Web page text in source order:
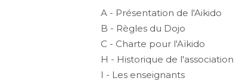
A - Présentation de l'Aikido
B - Règles du Dojo
C - Charte pour l'Aïkido
H - Historique de l'association
I - Les enseignants